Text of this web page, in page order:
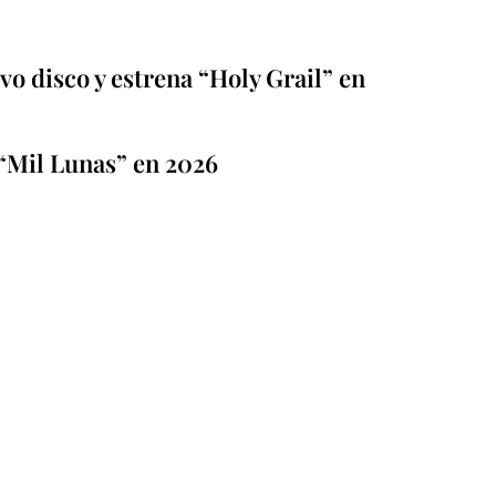
disco y estrena “Holy Grail” en
Lunas” en 2026